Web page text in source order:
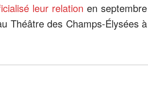
leur relation en septembre
Théâtre des Champs-Élysées à